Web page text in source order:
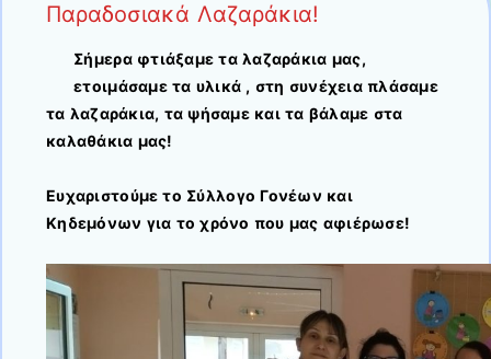
Παραδοσιακά Λαζαράκια!
Σήμερα φτιάξαμε τα λαζαράκια μας,
ετοιμάσαμε τα υλικά , στη συνέχεια πλάσαμε
τα λαζαράκια, τα ψήσαμε και τα βάλαμε στα
καλαθάκια μας!
Ευχαριστούμε το Σύλλογο Γονέων και
Κηδεμόνων για το χρόνο που μας αφιέρωσε!